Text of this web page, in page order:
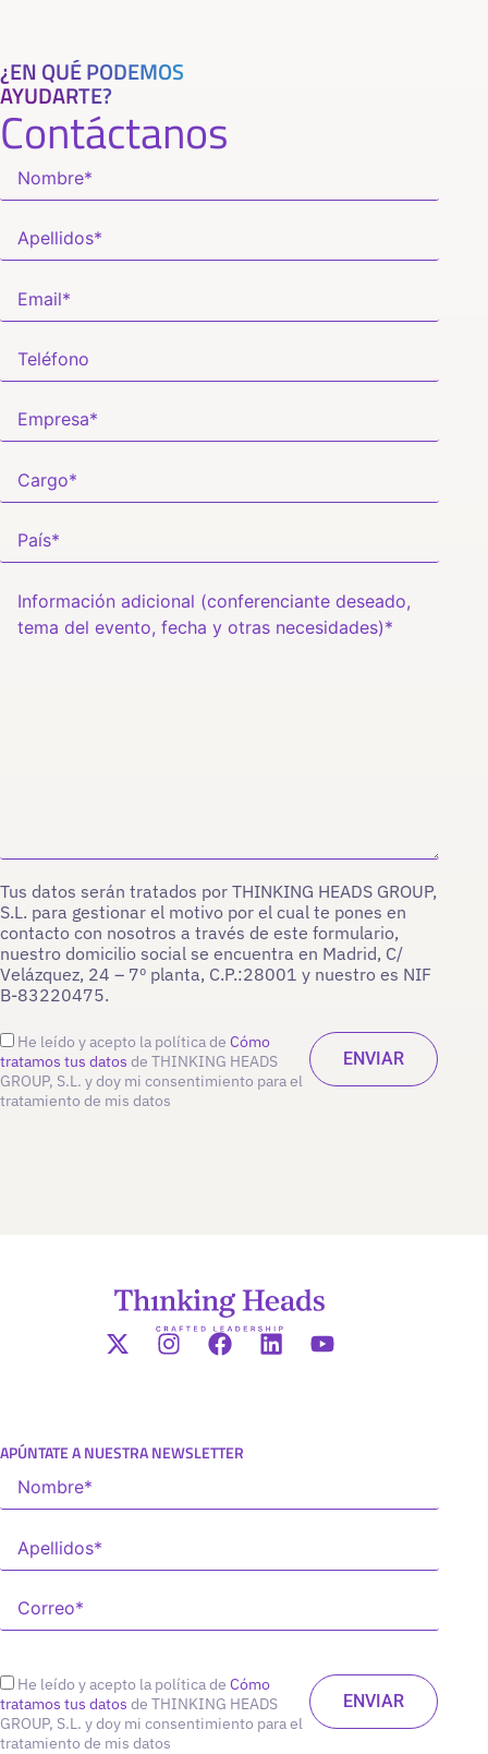
¿EN QUÉ PODEMOS
AYUDARTE?
Contáctanos
Tus datos serán tratados por THINKING HEADS GROUP,
S.L. para gestionar el motivo por el cual te pones en
contacto con nosotros a través de este formulario,
nuestro domicilio social se encuentra en Madrid, C/
Velázquez, 24 – 7º planta, C.P.:28001 y nuestro es NIF
B-83220475.
He leído y acepto la política de Cómo
tratamos tus datos de THINKING HEADS
GROUP, S.L. y doy mi consentimiento para el
tratamiento de mis datos
APÚNTATE A NUESTRA NEWSLETTER
He leído y acepto la política de Cómo
tratamos tus datos de THINKING HEADS
GROUP, S.L. y doy mi consentimiento para el
tratamiento de mis datos